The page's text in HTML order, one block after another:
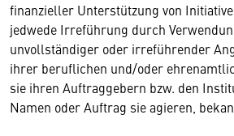
finanzieller Unterstützung von
jedwede Irreführung durch
unvollständiger oder irreführender
ihrer beruflichen und/oder
sie ihren Auftraggebern bzw. den
Namen oder Auftrag sie agieren,